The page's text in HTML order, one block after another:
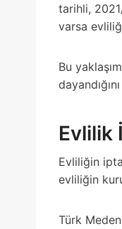
tarihli,
varsa
Bu
Evlilik
Evliliğin
evliliğin
Türk